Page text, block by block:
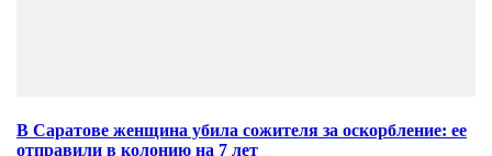
В Саратове женщина убила сожителя за оскорбление: ее
отправили в колонию на 7 лет